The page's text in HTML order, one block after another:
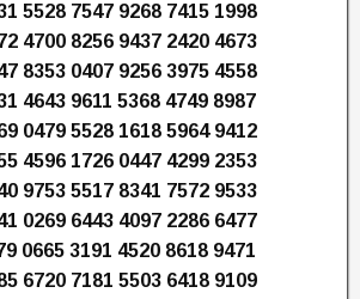
5528 7547 9268 7415 1998
4700 8256 9437 2420 4673
8353 0407 9256 3975 4558
4643 9611 5368 4749 8987
0479 5528 1618 5964 9412
4596 1726 0447 4299 2353
9753 5517 8341 7572 9533
0269 6443 4097 2286 6477
0665 3191 4520 8618 9471
6720 7181 5503 6418 9109